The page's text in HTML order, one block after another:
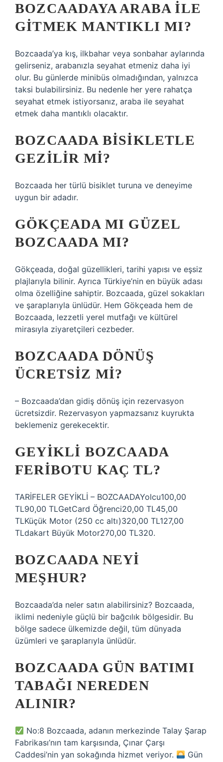
BOZCAADAYA ARABA ILE
GITMEK MANTIKLI MI?
Bozcaada’ya kış, ilkbahar veya sonbahar aylarında
gelirseniz, arabanızla seyahat etmeniz daha iyi
olur. Bu günlerde minibüs olmadığından, yalnızca
taksi bulabilirsiniz. Bu nedenle her yere rahatça
seyahat etmek istiyorsanız, araba ile seyahat
etmek daha mantıklı olacaktır.
BOZCAADA BISIKLETLE
GEZILIR MI?
Bozcaada her türlü bisiklet turuna ve deneyime
uygun bir adadır.
GÖKÇEADA MI GÜZEL
BOZCAADA MI?
Gökçeada, doğal güzellikleri, tarihi yapısı ve eşsiz
plajlarıyla bilinir. Ayrıca Türkiye’nin en büyük adası
olma özelliğine sahiptir. Bozcaada, güzel sokakları
ve şaraplarıyla ünlüdür. Hem Gökçeada hem de
Bozcaada, lezzetli yerel mutfağı ve kültürel
mirasıyla ziyaretçileri cezbeder.
BOZCAADA DÖNÜŞ
ÜCRETSIZ MI?
– Bozcaada’dan gidiş dönüş için rezervasyon
ücretsizdir. Rezervasyon yapmazsanız kuyrukta
beklemeniz gerekecektir.
GEYIKLI BOZCAADA
FERIBOTU KAÇ TL?
TARİFELER GEYİKLİ – BOZCAADAYolcu100,00
TL90,00 TLGetCard Öğrenci20,00 TL45,00
TLKüçük Motor (250 cc altı)320,00 TL127,00
TLdakart Büyük Motor270,00 TL320.
BOZCAADA NEYI
MEŞHUR?
Bozcaada’da neler satın alabilirsiniz? Bozcaada,
iklimi nedeniyle güçlü bir bağcılık bölgesidir. Bu
bölge sadece ülkemizde değil, tüm dünyada
üzümleri ve şaraplarıyla ünlüdür.
BOZCAADA GÜN BATIMI
TABAĞI NEREDEN
ALINIR?
No:8 Bozcaada, adanın merkezinde Talay Şarap
Fabrikası’nın tam karşısında, Çınar Çarşı
Caddesi’nin yan sokağında hizmet veriyor.
Gün